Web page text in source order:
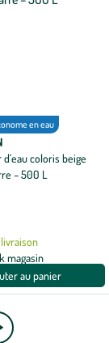
en eau
coloris beige
– 500 L
magasin
au panier